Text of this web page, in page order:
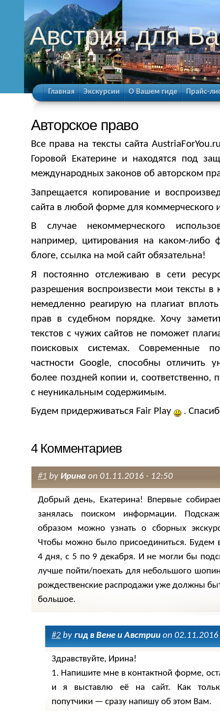
Австрия для
Главная Экскурсии О Вашем гиде Прайс-
Авторское право
Все права на тексты сайта
Горовой Екатерине и находятся под
международных законов об авторском
Запрещается копирование и
сайта в любой форме для коммерческого
В случае некоммерческого
например, цитирования на каком-либо
блоге, ссылка на мой сайт обязательна!
Я постоянно отслеживаю в сети
разрешения воспроизвести мои тексты в
немедленно реагирую на плагиат
прав в судебном порядке. Хочу
текстов с чужих сайтов не поможет
поисковых системах. Современные
частности Google, способны отличить
более поздней копии и, соответственно,
с неуникальным содержимым.
Будем придерживаться Fair Play
.
4 Комментариев
#1 by Иринаon 01.11.2016 - 12:50
Добрый день, Екатерина! Впервые
занялась поиском информации.
образом можно узнать о сборных
Чтобы можно было присоединиться. Будем
4 дня, с 5 по 9 декабря. И не могли бы
лучше пойти/поехать для небольшого
рождественские распродажи уже должны
большое.
#2by гид в Вене и Австрииon 02.11.2016
Здравствуйте, Ирина!
1. Напишите мне в контактной форме,
и я выставлю её на сайт. Как
попутчики — сразу напишу об этом Вам.